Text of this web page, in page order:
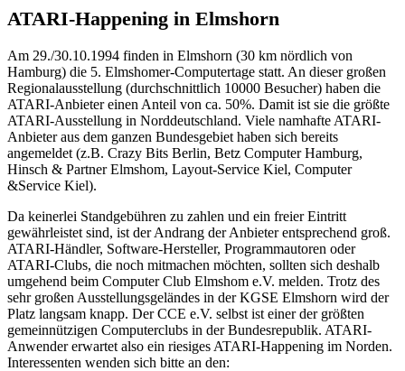
ATARI-Happening in Elmshorn
Am 29./30.10.1994 finden in Elmshorn (30 km nördlich von
Hamburg) die 5. Elmshomer-Computertage statt. An dieser großen
Regionalausstellung (durchschnittlich 10000 Besucher) haben die
ATARI-Anbieter einen Anteil von ca. 50%. Damit ist sie die größte
ATARI-Ausstellung in Norddeutschland. Viele namhafte ATARI-
Anbieter aus dem ganzen Bundesgebiet haben sich bereits
angemeldet (z.B. Crazy Bits Berlin, Betz Computer Hamburg,
Hinsch & Partner Elmshom, Layout-Service Kiel, Computer
&Service Kiel).
Da keinerlei Standgebühren zu zahlen und ein freier Eintritt
gewährleistet sind, ist der Andrang der Anbieter entsprechend groß.
ATARI-Händler, Software-Hersteller, Programmautoren oder
ATARI-Clubs, die noch mitmachen möchten, sollten sich deshalb
umgehend beim Computer Club Elmshom e.V. melden. Trotz des
sehr großen Ausstellungsgeländes in der KGSE Elmshorn wird der
Platz langsam knapp. Der CCE e.V. selbst ist einer der größten
gemeinnützigen Computerclubs in der Bundesrepublik. ATARI-
Anwender erwartet also ein riesiges ATARI-Happening im Norden.
Interessenten wenden sich bitte an den: